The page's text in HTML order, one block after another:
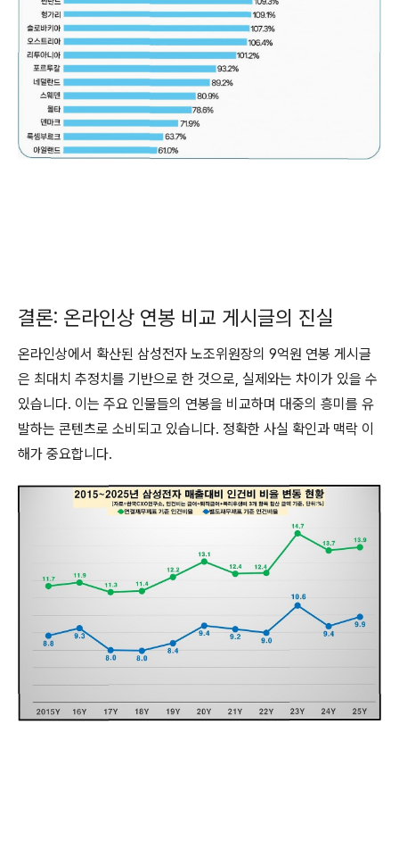
결론: 온라인상 연봉 비교 게시글의 진실
온라인상에서 확산된 삼성전자 노조위원장의 9억원 연봉 게시글
은 최대치 추정치를 기반으로 한 것으로, 실제와는 차이가 있을 수
있습니다. 이는 주요 인물들의 연봉을 비교하며 대중의 흥미를 유
발하는 콘텐츠로 소비되고 있습니다. 정확한 사실 확인과 맥락 이
해가 중요합니다.